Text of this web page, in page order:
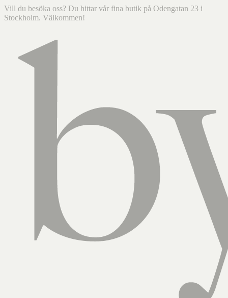
Vill du besöka oss? Du hittar vår fina butik på Odengatan 23 i
Stockholm. Välkommen!